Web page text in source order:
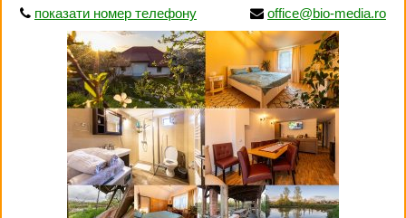
показати номер телефону
office@bio-media.ro